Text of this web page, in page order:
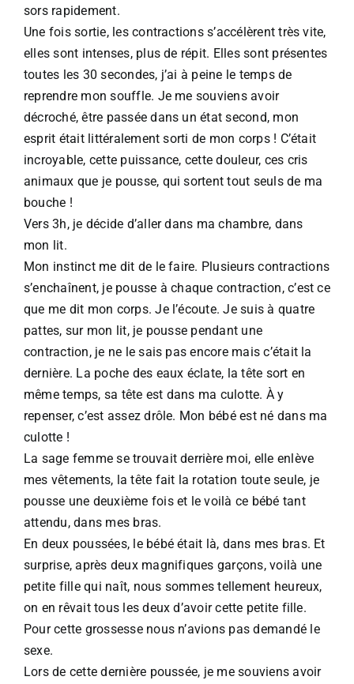
sors rapidement.​
Une fois sortie, les contractions s’accélèrent très vite,
elles sont intenses, plus de répit. Elles sont présentes
toutes les 30 secondes, j’ai à peine le temps de
reprendre mon souffle. Je me souviens avoir
décroché, être passée dans un état second, mon
esprit était littéralement sorti de mon corps ! C’était
incroyable, cette puissance, cette douleur, ces cris
animaux que je pousse, qui sortent tout seuls de ma
bouche !​
Vers 3h, je décide d’aller dans ma chambre, dans
mon lit.​
Mon instinct me dit de le faire. Plusieurs contractions
s’enchaînent, je pousse à chaque contraction, c’est ce
que me dit mon corps. Je l’écoute. Je suis à quatre
pattes, sur mon lit, je pousse pendant une
contraction, je ne le sais pas encore mais c’était la
dernière. La poche des eaux éclate, la tête sort en
même temps, sa tête est dans ma culotte. À y
repenser, c’est assez drôle. Mon bébé est né dans ma
culotte !​
La sage femme se trouvait derrière moi, elle enlève
mes vêtements, la tête fait la rotation toute seule, je
pousse une deuxième fois et le voilà ce bébé tant
attendu, dans mes bras.​
En deux poussées, le bébé était là, dans mes bras. Et
surprise, après deux magnifiques garçons, voilà une
petite fille qui naît, nous sommes tellement heureux,
on en rêvait tous les deux d’avoir cette petite fille.
Pour cette grossesse nous n’avions pas demandé le
sexe.​
Lors de cette dernière poussée, je me souviens avoir